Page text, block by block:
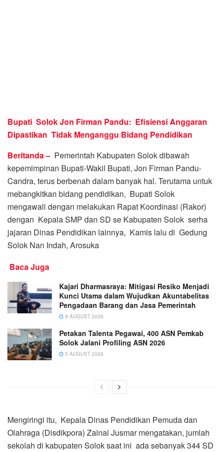
Bupati Solok Jon Firman Pandu: Efisiensi Anggaran
Dipastikan Tidak Menganggu Bidang Pendidikan
Beritanda – Pemerintah Kabupaten Solok dibawah
kepemimpinan Bupati-Wakil Bupati, Jon Firman Pandu-
Candra, terus berbenah dalam banyak hal. Terutama untuk
mebangkitkan bidang pendidikan, Bupati Solok
mengawali dengan melakukan Rapat Koordinasi (Rakor)
dengan Kepala SMP dan SD se Kabupaten Solok serha
jajaran Dinas Pendidikan lainnya, Kamis lalu di Gedung
Solok Nan Indah, Arosuka
Baca Juga
Kajari Dharmasraya: Mitigasi Resiko Menjadi
Kunci Utama dalam Wujudkan Akuntabelitas
Pengadaan Barang dan Jasa Pemerintah
8 AUGUST 2026
Petakan Talenta Pegawai, 400 ASN Pemkab
Solok Jalani Profiling ASN 2026
5 AUGUST 2026
Mengiringi itu, Kepala Dinas Pendidikan Pemuda dan
Olahraga (Disdikpora) Zainal Jusmar mengatakan, jumlah
sekolah di kabupaten Solok saat ini ada sebanyak 344 SD